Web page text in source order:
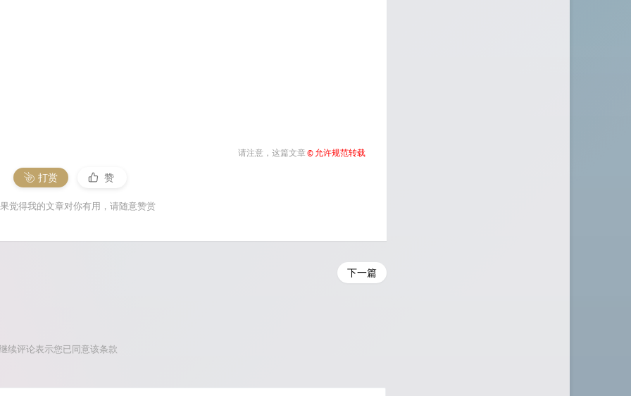
请注意，这篇文章© 允许规范转载
打赏 赞
觉得我的文章对你有用，请随意赞赏
下一篇
续评论表示您已同意该条款